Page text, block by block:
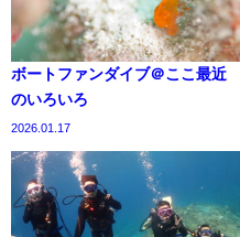
ボートファンダイブ＠ここ最近
のいろいろ
2026.01.17